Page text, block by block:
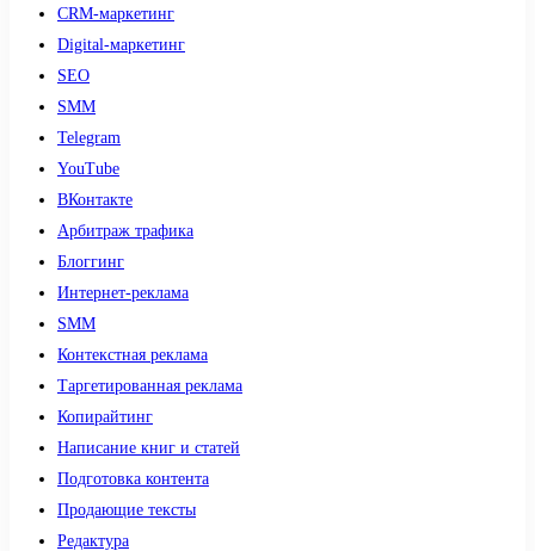
CRM-маркетинг
Digital-маркетинг
SEO
SMM
Telegram
YouTube
ВКонтакте
Арбитраж трафика
Блоггинг
Интернет-реклама
SMM
Контекстная реклама
Таргетированная реклама
Копирайтинг
Написание книг и статей
Подготовка контента
Продающие тексты
Редактура